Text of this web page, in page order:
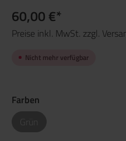
60,00 €*
Preise inkl. MwSt. zzgl.
Nicht mehr verfügbar
Farben
Grün